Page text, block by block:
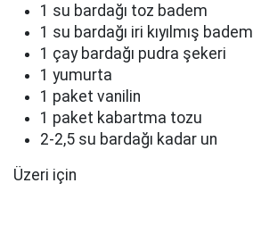
1 su bardağı toz badem
1 su bardağı iri kıyılmış badem
1 çay bardağı pudra şekeri
1 yumurta
1 paket vanilin
1 paket kabartma tozu
2-2,5 su bardağı kadar un
Üzeri için